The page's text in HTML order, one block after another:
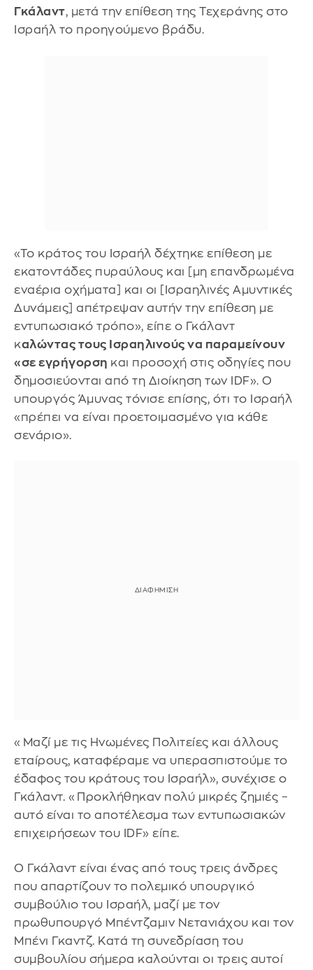
Γκάλαντ, μετά την επίθεση της Τεχεράνης στο
Ισραήλ το προηγούμενο βράδυ.
«Το κράτος του Ισραήλ δέχτηκε επίθεση με
εκατοντάδες πυραύλους και [μη επανδρωμένα
εναέρια οχήματα] και οι [Ισραηλινές Αμυντικές
Δυνάμεις] απέτρεψαν αυτήν την επίθεση με
εντυπωσιακό τρόπο», είπε ο Γκάλαντ
καλώντας τους Ισραηλινούς να παραμείνουν
«σε εγρήγορση και προσοχή στις οδηγίες που
δημοσιεύονται από τη Διοίκηση των IDF». Ο
υπουργός Άμυνας τόνισε επίσης, ότι το Ισραήλ
«πρέπει να είναι προετοιμασμένο για κάθε
σενάριο».
«Μαζί με τις Ηνωμένες Πολιτείες και άλλους
εταίρους, καταφέραμε να υπερασπιστούμε το
έδαφος του κράτους του Ισραήλ», συνέχισε ο
Γκάλαντ. «Προκλήθηκαν πολύ μικρές ζημιές –
αυτό είναι το αποτέλεσμα των εντυπωσιακών
επιχειρήσεων του IDF» είπε.
Ο Γκάλαντ είναι ένας από τους τρεις άνδρες
που απαρτίζουν το πολεμικό υπουργικό
συμβούλιο του Ισραήλ, μαζί με τον
πρωθυπουργό Μπέντζαμιν Νετανιάχου και τον
Μπένι Γκαντζ. Κατά τη συνεδρίαση του
συμβουλίου σήμερα καλούνται οι τρεις αυτοί